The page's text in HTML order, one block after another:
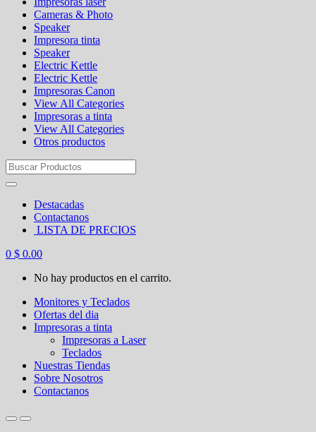
Cameras & Photo
Speaker
Impresora tinta
Speaker
Electric Kettle
Electric Kettle
Impresoras Canon
View All Categories
Impresoras a tinta
View All Categories
Otros productos
Search
for:
Destacadas
Contactanos
LISTA DE PRECIOS
0 $ 0.00
No hay productos en el carrito.
Monitores y Teclados
Ofertas del dia
Impresoras a tinta
Impresoras a Laser
Teclados
Nuestras Tiendas
Sobre Nosotros
Contactanos